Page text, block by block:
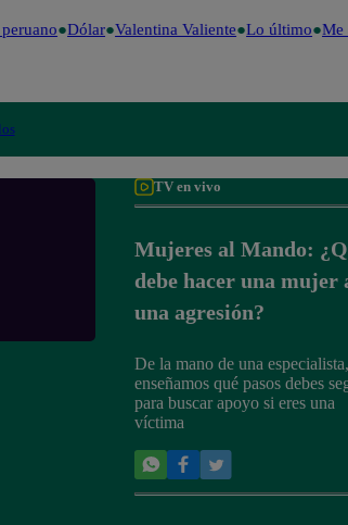
Dólar Valentina Valiente Lo último Me
TV en vivo
Mujeres al Mando:
debe hacer una mujer
una agresión?
De la mano de una
enseñamos qué pasos debes
para buscar apoyo si eres una
víctima